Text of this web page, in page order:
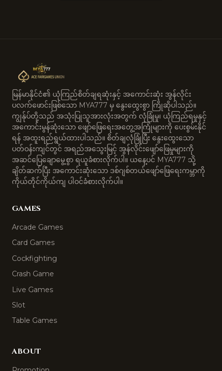
မြန်မာနိုင်ငံ၏ ယုံကြည်စိတ်ချရဆုံးနှင့် အကောင်းဆုံး အွန်လိုင်း
ပလက်ဖောင်းဖြစ်သော MYA777 မှ နွေးထွေးစွာ ကြိုဆိုပါသည်။
ကျွန်ုပ်တို့သည် အသုံးပြုသူအားလုံးအတွက် လုံခြုံမှု၊ ယုံကြည်ရမှုနှင့်
အကောင်းမွန်ဆုံးသော ဖျော်ဖြေရေးအတွေ့အကြုံများကို ပေးစွမ်းနိုင်
ရန် အထူးရည်ရွယ်ထားပါသည်။ စိတ်ချလုံခြုံပြီး နွေးထွေးသော
ပတ်ဝန်းကျင်တွင် အရည်အသွေးမြင့် အွန်လိုင်းဖျော်ဖြေမှုများကို
အဆင်ပြေချောမွေ့စွာ ရယူခံစားလိုက်ပါ။ ယနေ့ပင် MYA777 သို့
ချိတ်ဆက်ပြီး အကောင်းဆုံးသော ဒစ်ဂျစ်တယ်ဖျော်ဖြေရေးကမ္ဘာကို
ကိုယ်တိုင်ကိုယ်ကျ ပါဝင်ခံစားလိုက်ပါ။
GAMES
Arcade Games
Card Games
Cockfighting
Crash Game
Live Games
Slot
Table Games
ABOUT